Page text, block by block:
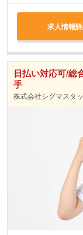
求人情報
日払い対応可/総
手
株式会社シグマスタ